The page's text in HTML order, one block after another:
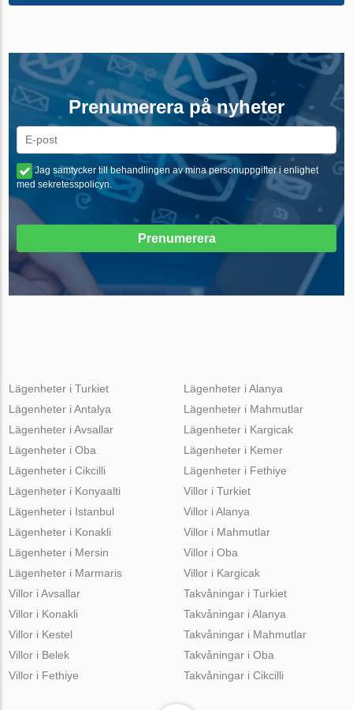
Prenumerera på nyheter
Jag samtycker till behandlingen av mina personuppgifter i enlighet
med sekretesspolicyn.
Prenumerera
Lägenheter i Turkiet
Lägenheter i Antalya
Lägenheter i Avsallar
Lägenheter i Oba
Lägenheter i Cikcilli
Lägenheter i Alanya
Lägenheter i Mahmutlar
Lägenheter i Kargicak
Lägenheter i Kemer
Lägenheter i Fethiye
Lägenheter i Konyaalti
Lägenheter i Istanbul
Lägenheter i Konakli
Lägenheter i Mersin
Lägenheter i Marmaris
Villor i Turkiet
Villor i Alanya
Villor i Mahmutlar
Villor i Oba
Villor i Kargicak
Villor i Avsallar
Villor i Konakli
Villor i Kestel
Villor i Belek
Villor i Fethiye
Takvåningar i Turkiet
Takvåningar i Alanya
Takvåningar i Mahmutlar
Takvåningar i Oba
Takvåningar i Cikcilli